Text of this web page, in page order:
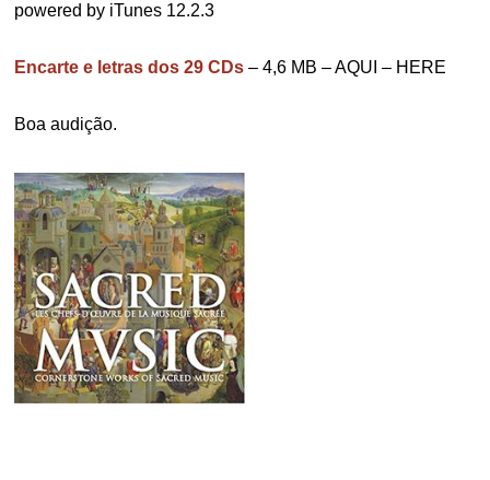
powered by iTunes 12.2.3
Encarte e letras dos 29 CDs – 4,6 MB – AQUI – HERE
Boa audição.